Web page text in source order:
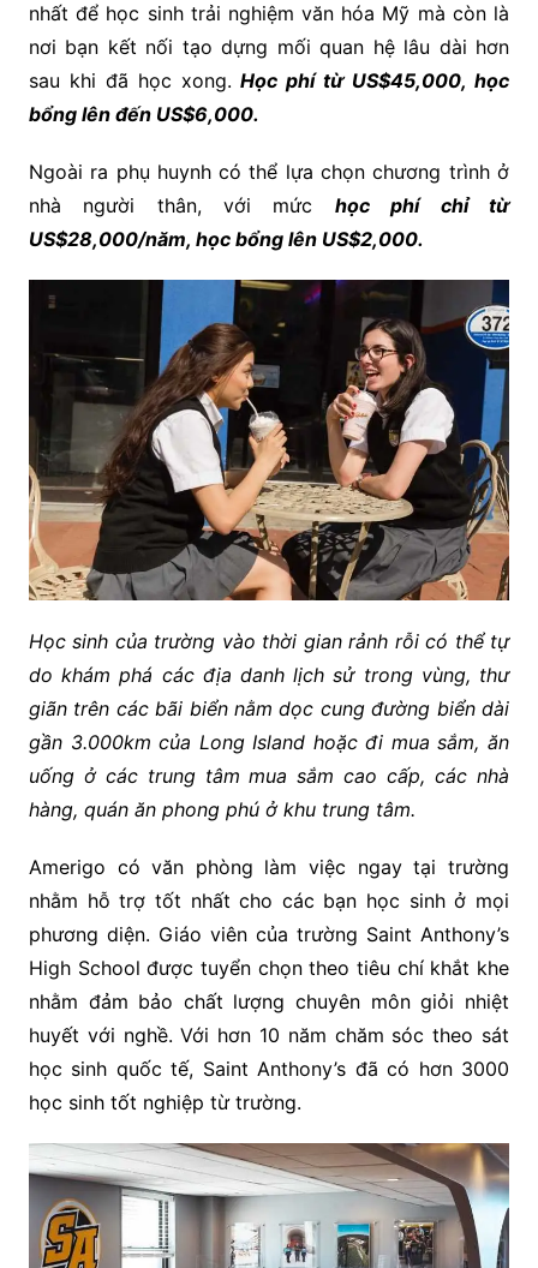
nhất để học sinh trải nghiệm văn hóa Mỹ mà còn là
nơi bạn kết nối tạo dựng mối quan hệ lâu dài hơn
sau khi đã học xong.Học phí từ US$45,000, học
bổng lên đến US$6,000.
Ngoài ra phụ huynh có thể lựa chọn chương trình ở
nhà người thân, với mức học phí chỉ từ
US$28,000/năm, học bổng lên US$2,000.
Học sinh của trường vào thời gian rảnh rỗi có thể tự
do khám phá các địa danh lịch sử trong vùng, thư
giãn trên các bãi biển nằm dọc cung đường biển dài
gần 3.000km của Long Island hoặc đi mua sắm, ăn
uống ở các trung tâm mua sắm cao cấp, các nhà
hàng, quán ăn phong phú ở khu trung tâm.
Amerigo có văn phòng làm việc ngay tại trường
nhằm hỗ trợ tốt nhất cho các bạn học sinh ở mọi
phương diện. Giáo viên của trường Saint Anthony’s
High School được tuyển chọn theo tiêu chí khắt khe
nhằm đảm bảo chất lượng chuyên môn giỏi nhiệt
huyết với nghề. Với hơn 10 năm chăm sóc theo sát
học sinh quốc tế, Saint Anthony’s đã có hơn 3000
học sinh tốt nghiệp từ trường.